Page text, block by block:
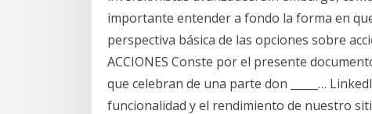
importante entender a fondo la forma en
perspectiva básica de las opciones sobre
ACCIONES Conste por el presente
que celebran de una parte don _____…
funcionalidad y el rendimiento de nuestro